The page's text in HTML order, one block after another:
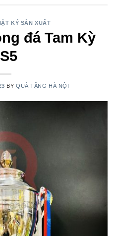
KÝ SẢN XUẤT
đá Tam Kỳ
BYQUÀ TẶNG HÀ NỘI